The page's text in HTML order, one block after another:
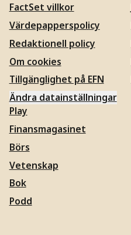
FactSet villkor
Värdepapperspolicy
Redaktionell policy
Om cookies
Tillgänglighet på EFN
Ändra datainställningar
Play
Finansmagasinet
Börs
Vetenskap
Bok
Podd